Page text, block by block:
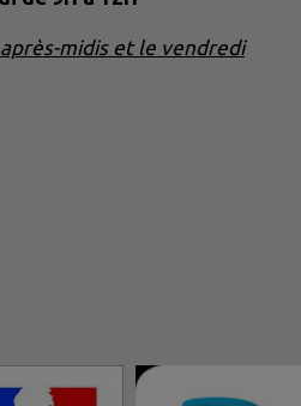
midis et le vendredi